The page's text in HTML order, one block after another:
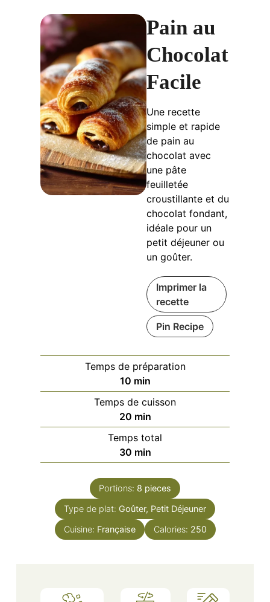
Pain au
Chocolat
Facile
Une recette
simple et rapide
de pain au
chocolat avec
une pâte
feuilletée
croustillante et du
chocolat fondant,
idéale pour un
petit déjeuner ou
un goûter.
Imprimer la
recette
Pin Recipe
Temps de préparation
10minutes
min
Temps de cuisson
20minutes
min
Temps total
30minutes
min
Portions: 8 pieces
Type de plat: Goûter, Petit Déjeuner
Cuisine: Française Calories: 250